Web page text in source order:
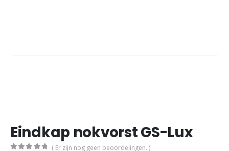
Eindkap nokvorst GS-Lux
( Er zijn nog geen beoordelingen. )